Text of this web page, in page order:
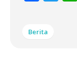
Berita